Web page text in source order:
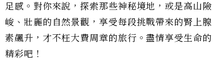
足感。對你來說，探索那些神秘境地，或是高山險
峻、壯麗的自然景觀，享受每段挑戰帶來的腎上腺
素飆升，才不枉大費周章的旅行。盡情享受生命的
精彩吧！